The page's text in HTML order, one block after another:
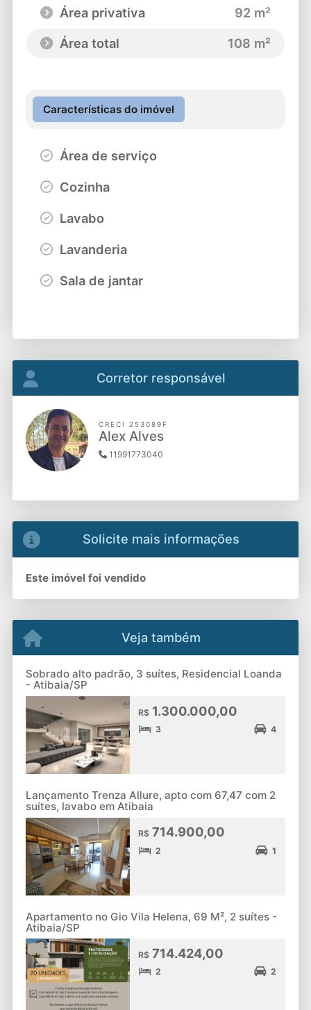
Área privativa
92 m²
Área total
108 m²
Características do imóvel
Área de serviço
Cozinha
Lavabo
Lavanderia
Sala de jantar
Corretor responsável
CRECI 253089F
Alex Alves
11991773040
Solicite mais informações
Este imóvel foi vendido
Veja também
Sobrado alto padrão, 3 suítes, Residencial Loanda
- Atibaia/SP
R$1.300.000,00
3 4
Lançamento Trenza Allure, apto com 67,47 com 2
suítes, lavabo em Atibaia
R$714.900,00
2 1
Apartamento no Gio Vila Helena, 69 M², 2 suítes -
Atibaia/SP
R$714.424,00
2 2